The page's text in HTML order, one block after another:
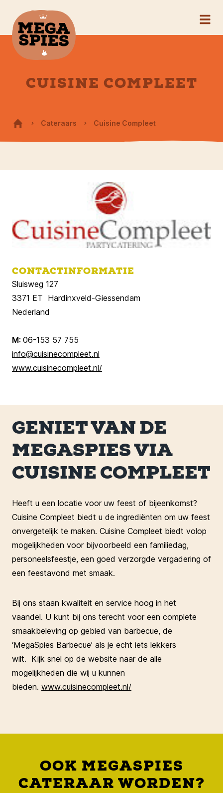
CUISINE COMPLEET
Cateraars Cuisine Compleet
CONTACTINFORMATIE
Sluisweg 127
3371 ET Hardinxveld-Giessendam
Nederland
M: 06-153 57 755
info@cuisinecompleet.nl
www.cuisinecompleet.nl/
GENIET VAN DE
MEGASPIES VIA
CUISINE COMPLEET
Heeft u een locatie voor uw feest of bijeenkomst?
Cuisine Compleet biedt u de ingrediënten om uw feest
onvergetelijk te maken. Cuisine Compleet biedt volop
mogelijkheden voor bijvoorbeeld een familiedag,
personeelsfeestje, een goed verzorgde vergadering of
een feestavond met smaak.
Bij ons staan kwaliteit en service hoog in het
vaandel. U kunt bij ons terecht voor een complete
smaakbeleving op gebied van barbecue, de
‘MegaSpies Barbecue’ als je echt iets lekkers
wilt. Kijk snel op de website naar de alle
mogelijkheden die wij u kunnen
bieden. www.cuisinecompleet.nl/
OOK MEGASPIES
CATERAAR WORDEN?